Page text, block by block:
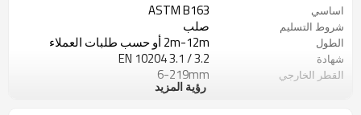
اساسي ASTM B163
شروط التسليم صلب
الطول 2m-12m أو حسب طلبات العملاء
شهادة EN 10204 3.1 / 3.2
القطر الخارجي 6-219mm
1.0-12.7mm
رؤية المزيد